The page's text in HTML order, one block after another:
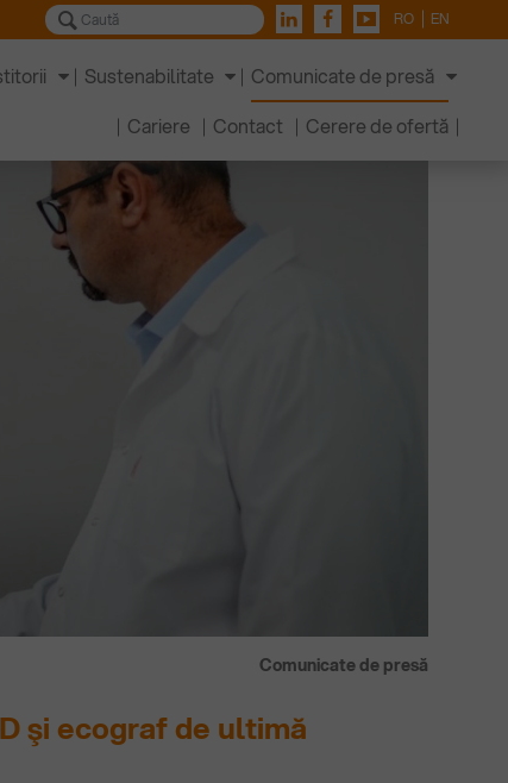
RO EN
Sustenabilitate
Comunicate de presă
Cariere
Contact Cerere de ofertă
Comunicate de presă
şi ecograf de ultimă